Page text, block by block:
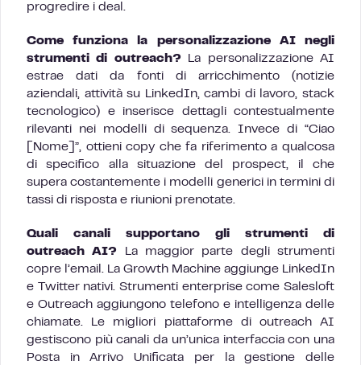
progredire i deal.
Come funziona la personalizzazione AI negli
strumenti di outreach?La personalizzazione AI
estrae dati da fonti di arricchimento (notizie
aziendali, attività su LinkedIn, cambi di lavoro, stack
tecnologico) e inserisce dettagli contestualmente
rilevanti nei modelli di sequenza. Invece di “Ciao
[Nome]”, ottieni copy che fa riferimento a qualcosa
di specifico alla situazione del prospect, il che
supera costantemente i modelli generici in termini di
tassi di risposta e riunioni prenotate.
Quali canali supportano gli strumenti di
outreach AI? La maggior parte degli strumenti
copre l’email. La Growth Machine aggiunge LinkedIn
e Twitter nativi. Strumenti enterprise come Salesloft
e Outreach aggiungono telefono e intelligenza delle
chiamate. Le migliori piattaforme di outreach AI
gestiscono più canali da un’unica interfaccia con una
Posta in Arrivo Unificata per la gestione delle